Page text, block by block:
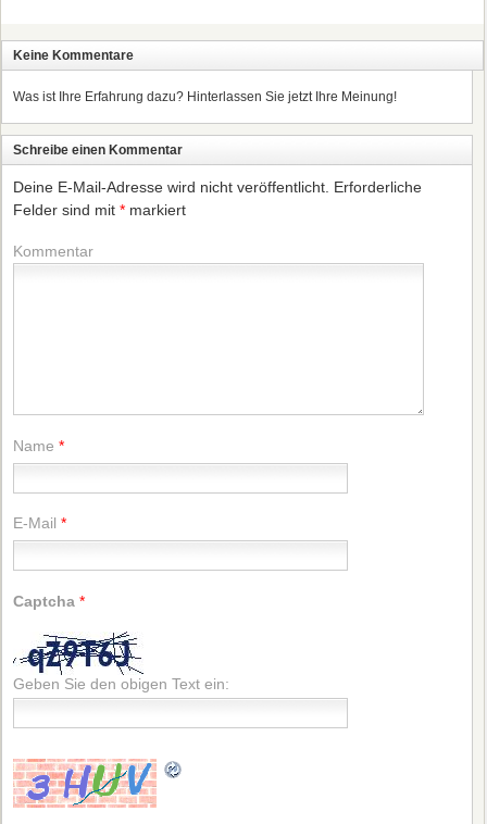
Keine Kommentare
Was ist Ihre Erfahrung dazu? Hinterlassen Sie jetzt Ihre Meinung!
Schreibe einen Kommentar
Deine E-Mail-Adresse wird nicht veröffentlicht. Erforderliche
Felder sind mit * markiert
Kommentar
Name *
E-Mail *
Captcha *
Geben Sie den obigen Text ein: